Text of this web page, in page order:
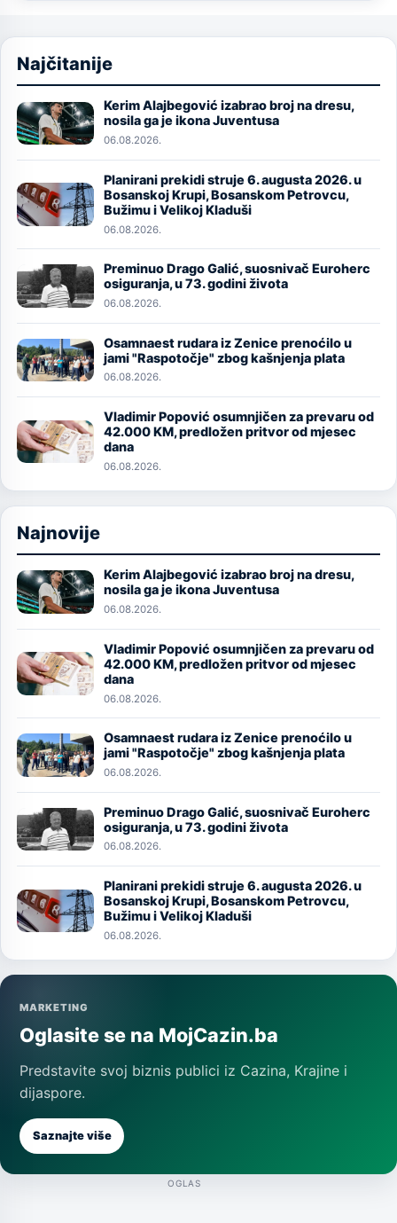
Najčitanije
Image
Kerim Alajbegović izabrao broj na dresu,
nosila ga je ikona Juventusa
06.08.2026.
Image
Planirani prekidi struje 6. augusta 2026. u
Bosanskoj Krupi, Bosanskom Petrovcu,
Bužimu i Velikoj Kladuši
06.08.2026.
Image
Preminuo Drago Galić, suosnivač Euroherc
osiguranja, u 73. godini života
06.08.2026.
Image
Osamnaest rudara iz Zenice prenoćilo u
jami "Raspotočje" zbog kašnjenja plata
06.08.2026.
Image
Vladimir Popović osumnjičen za prevaru od
42.000 KM, predložen pritvor od mjesec
dana
06.08.2026.
Najnovije
Image
Kerim Alajbegović izabrao broj na dresu,
nosila ga je ikona Juventusa
06.08.2026.
Image
Vladimir Popović osumnjičen za prevaru od
42.000 KM, predložen pritvor od mjesec
dana
06.08.2026.
Image
Osamnaest rudara iz Zenice prenoćilo u
jami "Raspotočje" zbog kašnjenja plata
06.08.2026.
Image
Preminuo Drago Galić, suosnivač Euroherc
osiguranja, u 73. godini života
06.08.2026.
Image
Planirani prekidi struje 6. augusta 2026. u
Bosanskoj Krupi, Bosanskom Petrovcu,
Bužimu i Velikoj Kladuši
06.08.2026.
MARKETING
Oglasite se na MojCazin.ba
Predstavite svoj biznis publici iz Cazina, Krajine i
dijaspore.
Saznajte više
OGLAS